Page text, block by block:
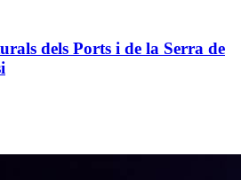
dels Ports i de la Serra de